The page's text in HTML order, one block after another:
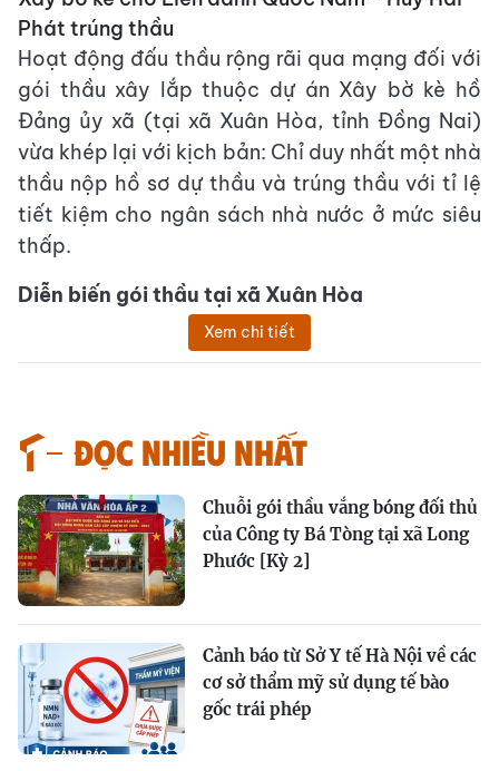
Phát trúng thầu
Hoạt động đấu thầu rộng rãi qua mạng đối với
gói thầu xây lắp thuộc dự án Xây bờ kè hồ
Đảng ủy xã (tại xã Xuân Hòa, tỉnh Đồng Nai)
vừa khép lại với kịch bản: Chỉ duy nhất một nhà
thầu nộp hồ sơ dự thầu và trúng thầu với tỉ lệ
tiết kiệm cho ngân sách nhà nước ở mức siêu
thấp.
Diễn biến gói thầu tại xã Xuân Hòa
Xem chi tiết
Đọc nhiều nhất
Chuỗi gói thầu vắng bóng đối thủ
của Công ty Bá Tòng tại xã Long
Phước [Kỳ 2]
Cảnh báo từ Sở Y tế Hà Nội về các
cơ sở thẩm mỹ sử dụng tế bào
gốc trái phép